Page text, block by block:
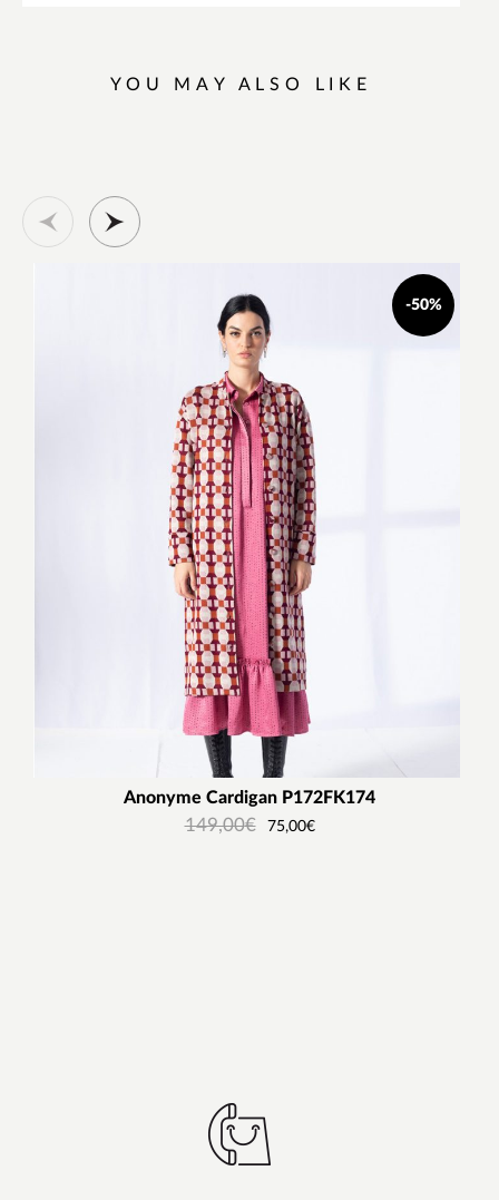
YOU MAY ALSO LIKE
-50%
Anonyme Cardigan P172FK174
149,00€ 75,00€